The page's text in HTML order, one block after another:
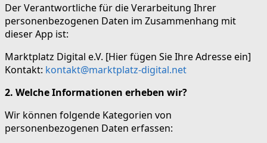
Der Verantwortliche für die Verarbeitung Ihrer
personenbezogenen Daten im Zusammenhang mit
dieser App ist:
Marktplatz Digital e.V. [Hier fügen Sie Ihre Adresse ein]
Kontakt: kontakt@marktplatz-digital.net
2. Welche Informationen erheben wir?
Wir können folgende Kategorien von
personenbezogenen Daten erfassen: